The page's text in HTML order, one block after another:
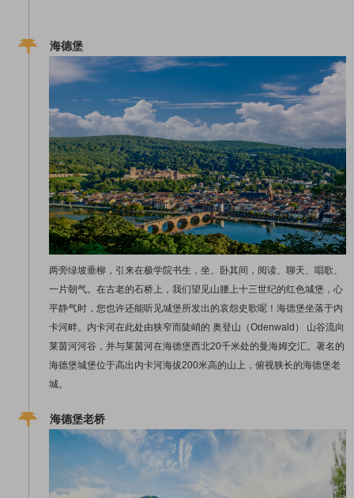
海德堡
两旁绿坡垂柳，引来在极学院书生，坐、卧其间，阅读、聊天、唱歌、
一片朝气。在古老的石桥上，我们望见山腰上十三世纪的红色城堡，心
平静气时，您也许还能听见城堡所发出的哀怨史歌呢！海德堡坐落于内
卡河畔。内卡河在此处由狭窄而陡峭的 奥登山（Odenwald） 山谷流向
莱茵河河谷，并与莱茵河在海德堡西北20千米处的曼海姆交汇。著名的
海德堡城堡位于高出内卡河海拔200米高的山上，俯视狭长的海德堡老
城。
海德堡老桥